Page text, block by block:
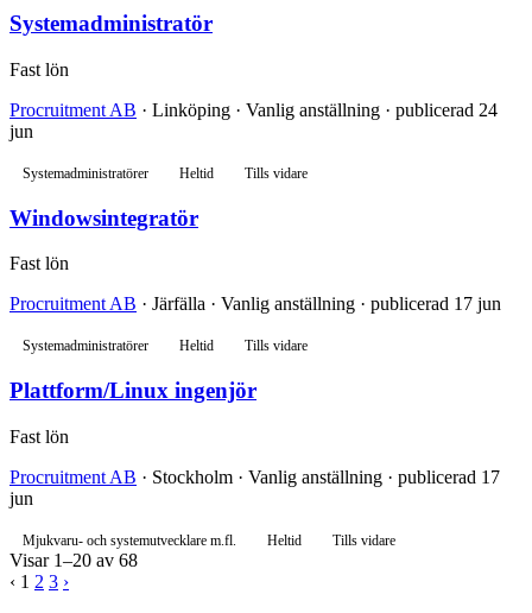
Systemadministratör
Fast lön
Procruitment AB · Linköping · Vanlig anställning · publicerad 24
jun
Systemadministratörer Heltid Tills vidare
Windowsintegratör
Fast lön
Procruitment AB · Järfälla · Vanlig anställning · publicerad 17 jun
Systemadministratörer Heltid Tills vidare
Plattform/Linux ingenjör
Fast lön
Procruitment AB · Stockholm · Vanlig anställning · publicerad 17
jun
Mjukvaru- och systemutvecklare m.fl. Heltid Tills vidare
Visar 1–20 av 68
‹ 1 2 3 ›